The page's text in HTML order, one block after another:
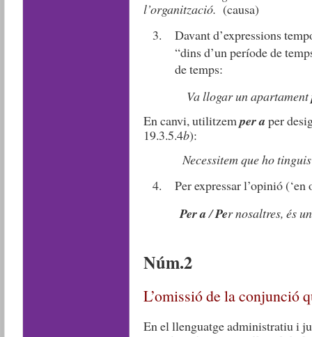
l’organització. (causa)
Davant d’expressions
“dins d’un període de
de temps:
Va llogar un apartament
En canvi, utilitzemper a per
19.3.5.4b):
Necessitem que ho
Per expressar l’opinió (‘en
Per a/Per nosaltres, és
Núm.2
L’omissió de la conjunció
En el llenguatge administratiu i